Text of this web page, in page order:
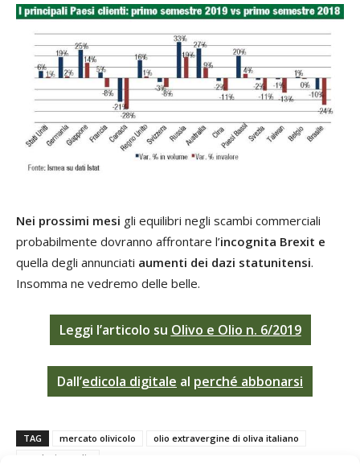
Nei prossimi mesi gli equilibri negli scambi commerciali
probabilmente dovranno affrontare l’incognita Brexit e
quella degli annunciati aumenti dei dazi statunitensi.
Insomma ne vedremo delle belle.
Leggi l’articolo su Olivo e Olio n. 6/2019
Dall’edicola digitale al perché abbonarsi
TAG mercato olivicolo
olio extravergine di oliva italiano
produzione olio